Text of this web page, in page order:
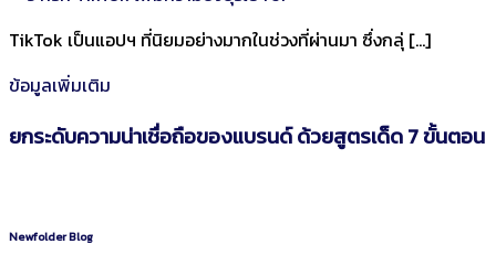
TikTok เป็นแอปฯ ที่นิยมอย่างมากในช่วงที่ผ่านมา ซึ่งกลุ่ […]
ข้อมูลเพิ่มเติม
ยกระดับความน่าเชื่อถือของแบรนด์ ด้วยสูตรเด็ด 7 ขั้นตอน
Newfolder Blog